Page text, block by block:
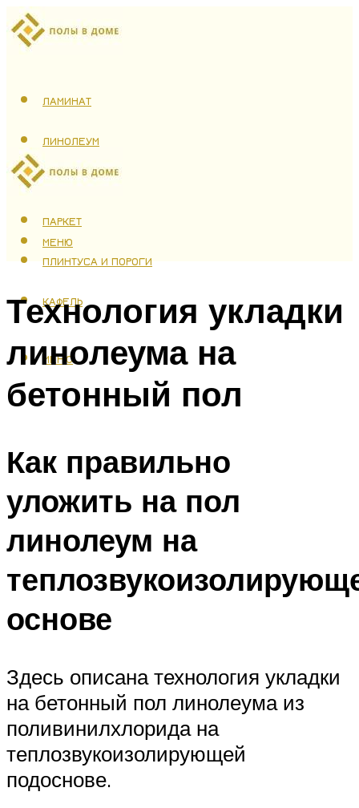
ЛАМИНАТ
ЛИНОЛЕУМ
ТЕПЛЫЙ ПОЛ
ПАРКЕТ
ПЛИНТУСА И ПОРОГИ
КАФЕЛЬ
МЕНЮ
МЕНЮ
Технология укладки
линолеума на
бетонный пол
Как правильно
уложить на пол
линолеум на
основе
Здесь описана технология укладки
на бетонный пол линолеума из
поливинилхлорида на
теплозвукоизолирующей
подоснове.